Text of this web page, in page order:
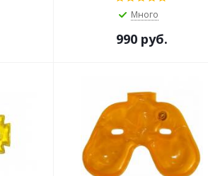
Много
990 руб.